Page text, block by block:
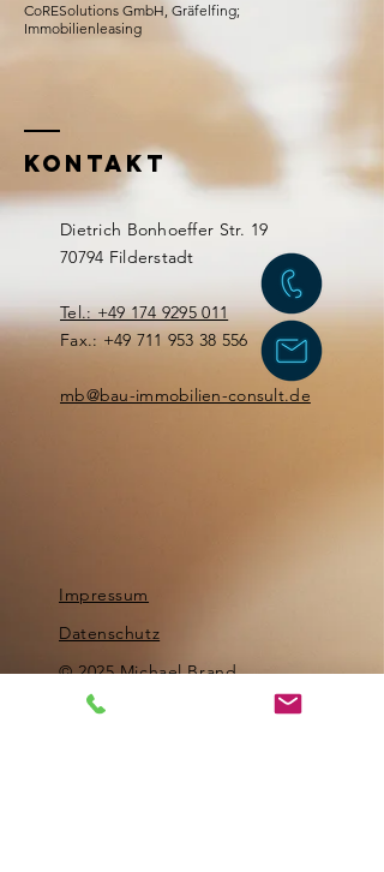
CoRESolutions GmbH, Gräfelfing;
Immobilienleasing
KONTAKT
Dietrich Bonhoeffer Str. 19
70794 Filderstadt
Tel.: +49 174 9295 011
Fax.:+49 711 953 38 556
mb@bau-immobilien-consult.de
Impressum
Datenschutz
© 2025 Michael Brand